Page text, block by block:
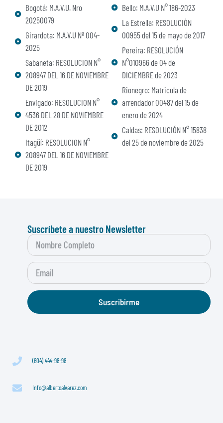
Bogotá: M.A.V.U. Nro
20250079
Girardota: M.A.V.U Nº 004-
2025
Sabaneta: RESOLUCION N°
208947 DEL 16 DE NOVIEMBRE
DE 2019
Envigado: RESOLUCION N°
4536 DEL 28 DE NOVIEMBRE
DE 2012
Itagüí: RESOLUCION N°
208947 DEL 16 DE NOVIEMBRE
DE 2019
Bello: M.A.V.U N° 186-2023
La Estrella: RESOLUCIÓN
00955 del 15 de mayo de 2017
Pereira: RESOLUCIÓN
N°010966 de 04 de
DICIEMBRE de 2023
Rionegro: Matricula de
arrendador 00487 del 15 de
enero de 2024
Caldas: RESOLUCIÓN N° 15838
del 25 de noviembre de 2025
Suscríbete a nuestro Newsletter
Suscribirme
(604) 444-98-98
Info@albertoalvarez.com